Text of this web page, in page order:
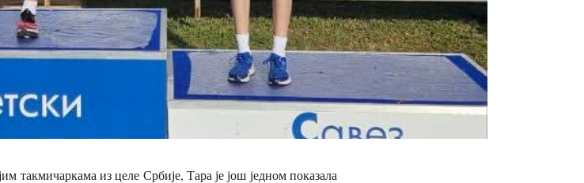
такмичаркама из целе Србије, Тара је још једном показала